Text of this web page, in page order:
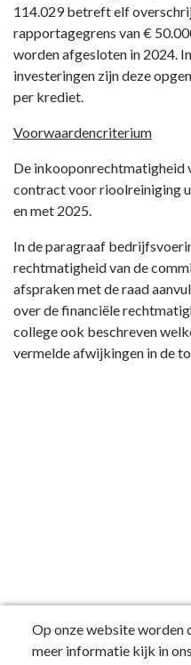
114.029 betreft elf
rapportagegrens van €
worden afgesloten in 2024.
investeringen zijn deze
per krediet.
Voorwaardencriterium
De inkooponrechtmatigheid
contract voor rioolreiniging
en met 2025.
In de paragraaf
rechtmatigheid van de
afspraken met de raad
over de financiële
college ook beschreven
vermelde afwijkingen in de
Op onze website worden
meer informatie kijk in ons